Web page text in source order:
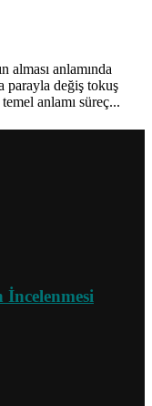
alması anlamında
parayla değiş tokuş
anlamı süreç...
İncelenmesi